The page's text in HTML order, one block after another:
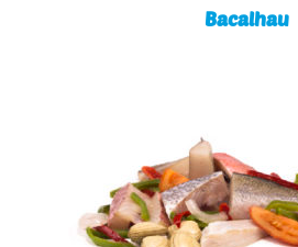
Bacalhau
Caldeirada